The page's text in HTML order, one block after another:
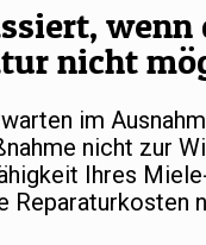
wenn
nicht
im
nicht zur
Ihres
Reparaturkosten